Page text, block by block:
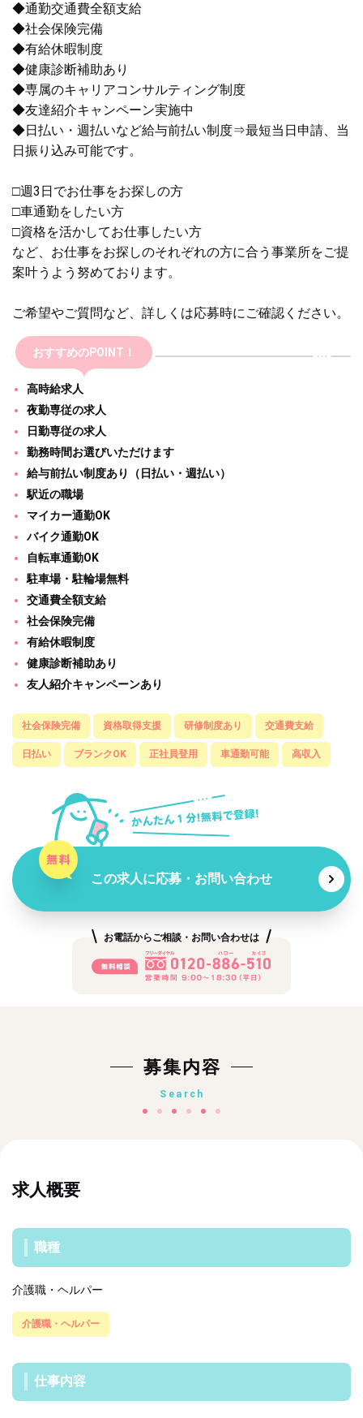
◆通勤交通費全額支給
◆社会保険完備
◆有給休暇制度
◆健康診断補助あり
◆専属のキャリアコンサルティング制度
◆友達紹介キャンペーン実施中
◆日払い・週払いなど給与前払い制度⇒最短当日申請、当
日振り込み可能です。
□週3日でお仕事をお探しの方
□車通勤をしたい方
□資格を活かしてお仕事したい方
など、お仕事をお探しのそれぞれの方に合う事業所をご提
案叶うよう努めております。
ご希望やご質問など、詳しくは応募時にご確認ください。
おすすめのPOINT！
高時給求人
夜勤専従の求人
日勤専従の求人
勤務時間お選びいただけます
給与前払い制度あり（日払い・週払い）
駅近の職場
マイカー通勤OK
バイク通勤OK
自転車通勤OK
駐車場・駐輪場無料
交通費全額支給
社会保険完備
有給休暇制度
健康診断補助あり
友人紹介キャンペーンあり
社会保険完備 資格取得支援 研修制度あり 交通費支給
日払い ブランクOK 正社員登用 車通勤可能 高収入
この求人に応募・お問い合わせ
お電話からご相談・お問い合わせは
募集内容
Search
求人概要
職種
介護職・ヘルパー
介護職・ヘルパー
仕事内容